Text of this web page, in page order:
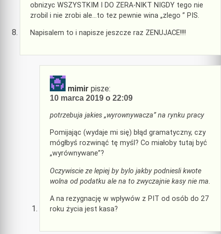
obnizyc WSZYSTKIM I DO ZERA-NIKT NIGDY tego nie
zrobil i nie zrobi ale…to tez pewnie wina „zlego ” PIS.
Napisalem to i napisze jeszcze raz ZENUJACE!!!!
mimir pisze:
10 marca 2019 o 22:09
potrzebuja jakies „wyrownywacza” na rynku pracy
Pomijając (wydaje mi się) błąd gramatyczny, czy
mógłbyś rozwinąć tę myśl? Co miałoby tutaj być
„wyrównywane”?
Oczywiscie ze lepiej by bylo jakby podniesli kwote
wolna od podatku ale na to zwyczajnie kasy nie ma.
A na rezygnację w wpływów z PIT od osób do 27
roku życia jest kasa?